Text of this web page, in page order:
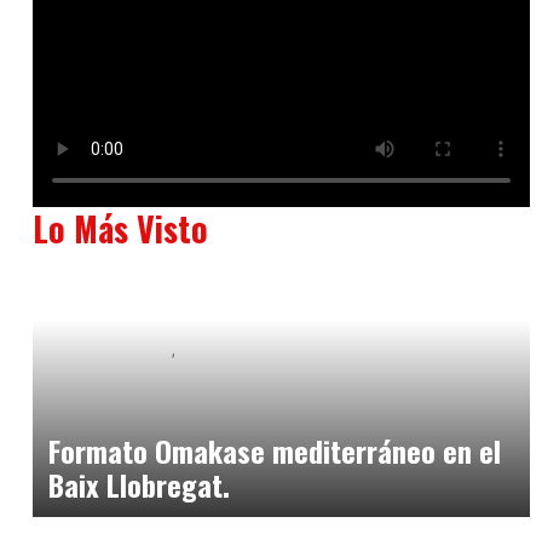
Lo Más Visto
Formato Omakase mediterráneo en el
Baix Llobregat.